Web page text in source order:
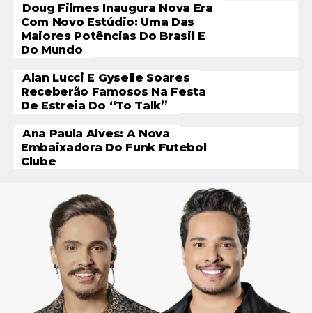
Doug Filmes Inaugura Nova Era
Com Novo Estúdio: Uma Das
Maiores Potências Do Brasil E
Do Mundo
Alan Lucci E Gyselle Soares
Receberão Famosos Na Festa
De Estreia Do “To Talk”
Ana Paula Alves: A Nova
Embaixadora Do Funk Futebol
Clube